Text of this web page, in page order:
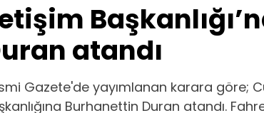
atandı
Gazete'de yayımlanan karara göre;
Burhanettin Duran atandı.